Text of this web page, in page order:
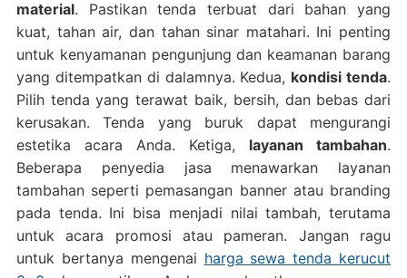
material. Pastikan tenda terbuat dari bahan yang
kuat, tahan air, dan tahan sinar matahari. Ini penting
untuk kenyamanan pengunjung dan keamanan barang
yang ditempatkan di dalamnya. Kedua, kondisi tenda.
Pilih tenda yang terawat baik, bersih, dan bebas dari
kerusakan. Tenda yang buruk dapat mengurangi
estetika acara Anda. Ketiga, layanan tambahan.
Beberapa penyedia jasa menawarkan layanan
tambahan seperti pemasangan banner atau branding
pada tenda. Ini bisa menjadi nilai tambah, terutama
untuk acara promosi atau pameran. Jangan ragu
untuk bertanya mengenai harga sewa tenda kerucut